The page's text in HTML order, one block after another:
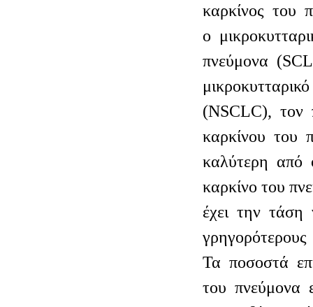
καρκίνος του
ο
πνεύμονα
(NSCLC), τον
καρκίνου του
καλύτερη από
καρκίνο του
έχει την
Τα ποσοστά
του πνεύμονα